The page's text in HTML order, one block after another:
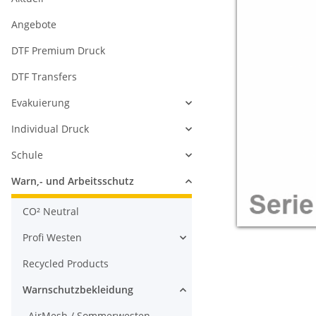
Angebote
DTF Premium Druck
DTF Transfers
Evakuierung
Individual Druck
Schule
Warn,- und Arbeitsschutz
CO² Neutral
Profi Westen
Recycled Products
Warnschutzbekleidung